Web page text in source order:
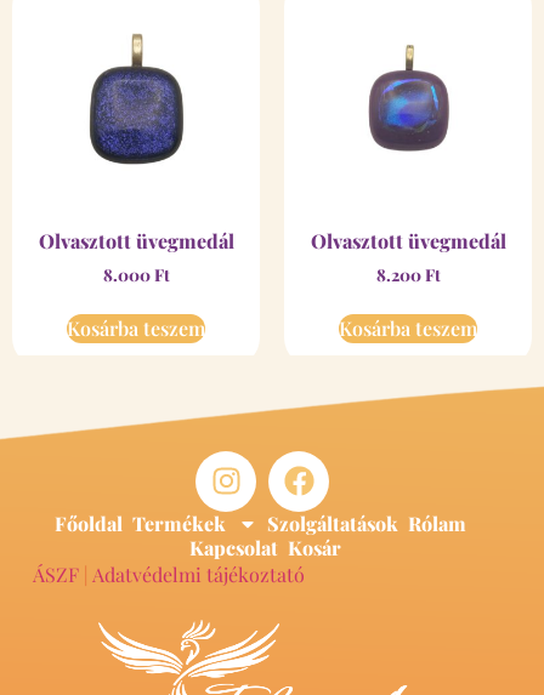
Olvasztott üvegmedál
8.000Ft
Kosárba teszem
Olvasztott üvegmedál
8.200Ft
Kosárba teszem
Főoldal Termékek Szolgáltatások Rólam
Kapcsolat Kosár
ÁSZF| Adatvédelmi tájékoztató